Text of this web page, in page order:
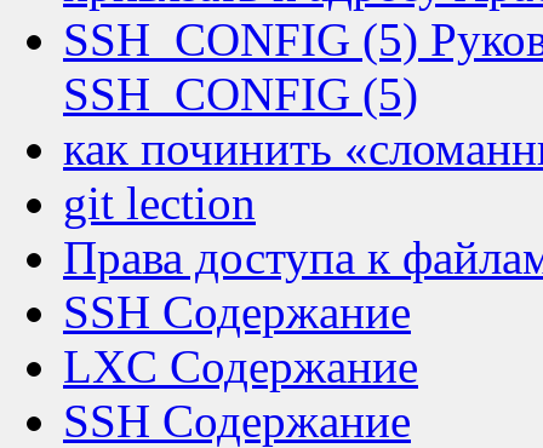
SSH_CONFIG (5)
SSH_CONFIG (5)
как починить
git lection
Права доступа к
SSH Содержание
LXC Содержание
SSH Содержание